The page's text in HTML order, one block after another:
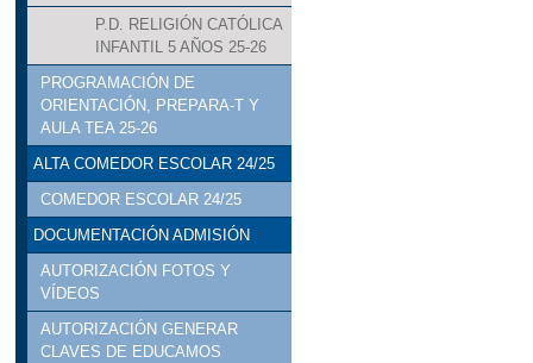
P.D. RELIGIÓN CATÓLICA
INFANTIL 5 AÑOS 25-26
PROGRAMACIÓN DE
ORIENTACIÓN, PREPARA-T Y
AULA TEA 25-26
ALTA COMEDOR ESCOLAR 24/25
COMEDOR ESCOLAR 24/25
DOCUMENTACIÓN ADMISIÓN
AUTORIZACIÓN FOTOS Y
VÍDEOS
AUTORIZACIÓN GENERAR
CLAVES DE EDUCAMOS